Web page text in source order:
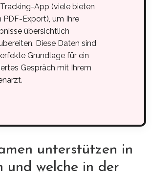
App (viele bieten
PDF-Export), um Ihre
übersichtlich
Diese Daten sind
Grundlage für ein
Gespräch mit Ihrem
unterstützen in
und welche in der